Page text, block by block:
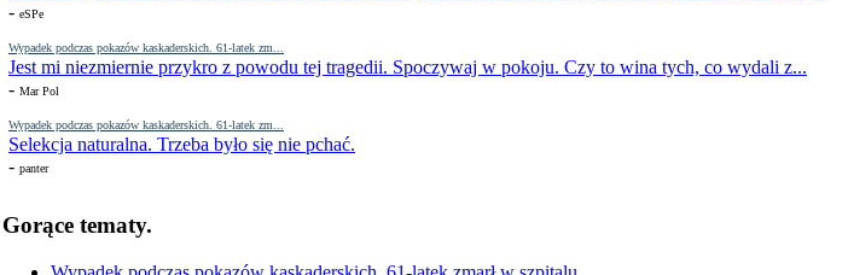
- eSPe
Wypadek podczas pokazów kaskaderskich. 61-latek zm...
Jest mi niezmiernie przykro z powodu tej tragedii. Spoczywaj w pokoju. Czy to wina tych, co wydali z...
- Mar Pol
Wypadek podczas pokazów kaskaderskich. 61-latek zm...
Selekcja naturalna. Trzeba było się nie pchać.
- panter
Gorące tematy.